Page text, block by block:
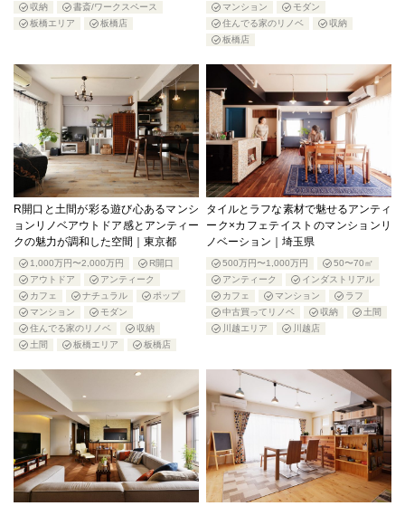
収納
書斎/ワークスペース
板橋エリア
板橋店
マンション
モダン
住んでる家のリノベ
収納
板橋店
R開口と土間が彩る遊び心あるマンシ
ョンリノベアウトドア感とアンティー
クの魅力が調和した空間｜東京都
1,000万円〜2,000万円
R開口
アウトドア
アンティーク
カフェ
ナチュラル
ポップ
マンション
モダン
住んでる家のリノベ
収納
土間
板橋エリア 板橋店
タイルとラフな素材で魅せるアンティ
ーク×カフェテイストのマンションリ
ノベーション｜埼玉県
500万円〜1,000万円
50〜70㎡
アンティーク
インダストリアル
カフェ
マンション
ラフ
中古買ってリノベ
収納
土間
川越エリア
川越店